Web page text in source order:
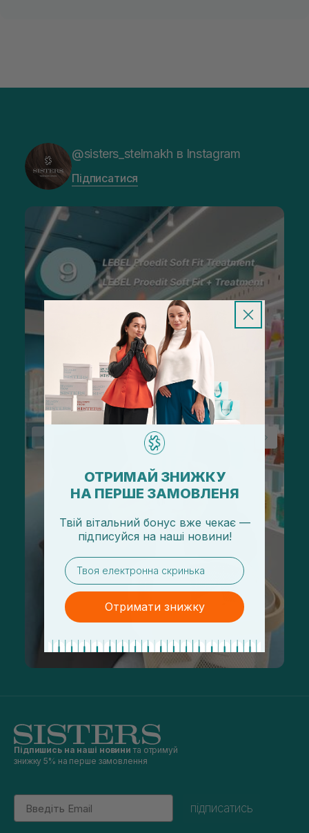
@sisters_stelmakh в Instagram
Підписатися
Підпишись на наші новини та отримуй
знижку 5% на перше замовлення
Email
підписатись
ОТРИМАЙ ЗНИЖКУ
НА ПЕРШЕ ЗАМОВЛЕНЯ
Твій вітальний бонус вже чекає —
підписуйся на наші новини!
email
Отримати знижку